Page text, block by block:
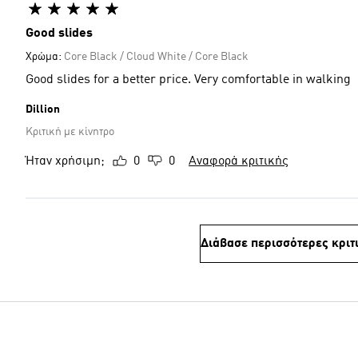
Good slides
Χρώμα: Core Black / Cloud White / Core Black
Good slides for a better price. Very comfortable in walking
Dillion
Κριτική με κίνητρο
Ήταν χρήσιμη; 0 0 Αναφορά κριτικής
Διάβασε περισσότερες